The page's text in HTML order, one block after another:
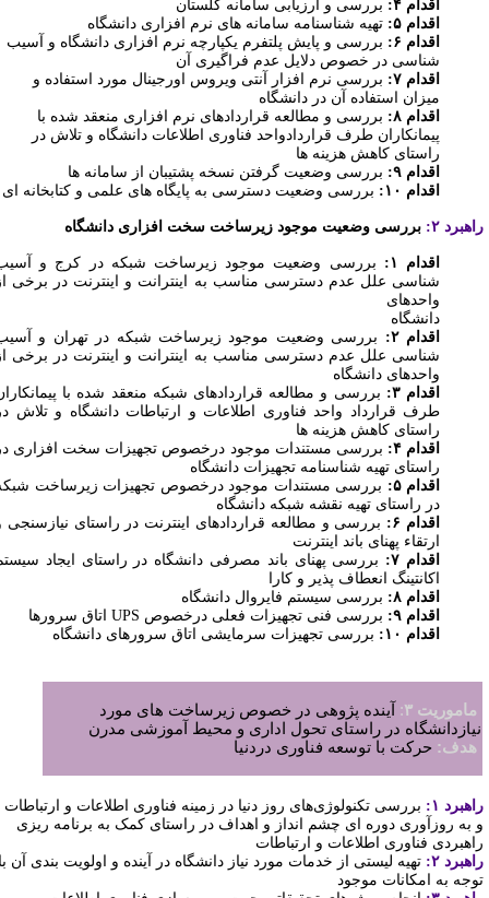
اقدام ۴:
بررسی و ارزیابی سامانه گلستان
اقدام ۵:
تهیه شناسنامه سامانه های نرم افزاری دانشگاه
اقدام ۶:
بررسی و پایش پلتفرم یکپارچه نرم افزاری دانشگاه و آسیب
شناسی در خصوص دلایل عدم فراگیری آن
اقدام ۷:
بررسی نرم افزار آنتی ویروس اورجینال مورد استفاده و
میزان استفاده آن در دانشگاه
اقدام ۸:
بررسی و مطالعه قراردادهای نرم افزاری منعقد شده با
پیمانکاران طرف قراردادواحد فناوری اطلاعات دانشگاه و تلاش در
راستای کاهش هزینه ها
اقدام ۹:
بررسی وضعیت گرفتن نسخه پشتیبان از سامانه ها
اقدام ۱۰:
بررسی وضعیت دسترسی به پایگاه های علمی و کتابخانه ای
۲: بررسی وضعیت موجود زیرساخت سخت افزاری دانشگاه
اقدام ۱:
بررسی وضعیت موجود زیرساخت شبکه در کرج و آسیب
شناسی علل عدم دسترسی مناسب به اینترانت و اینترنت در برخی از
واحدهای
دانشگاه
اقدام ۲:
بررسی وضعیت موجود زیرساخت شبکه در تهران و آسیب
شناسی علل عدم دسترسی مناسب به اینترانت و اینترنت در برخی از
واحدهای دانشگاه
اقدام ۳:
بررسی و مطالعه قراردادهای شبکه منعقد شده با پیمانکاران
طرف قرارداد واحد فناوری اطلاعات و ارتباطات دانشگاه و تلاش در
راستای کاهش هزینه ها
اقدام ۴:
بررسی مستندات موجود درخصوص تجهیزات سخت افزاری در
راستای تهیه شناسنامه تجهیزات دانشگاه
اقدام ۵:
بررسی مستندات موجود درخصوص تجهیزات زیرساخت شبکه
در راستای تهیه نقشه شبکه دانشگاه
اقدام ۶:
بررسی و مطالعه قراردادهای اینترنت در راستای نیازسنجی و
ارتقاء پهنای باند اینترنت
اقدام ۷:
بررسی پهنای باند مصرفی دانشگاه در راستای ایجاد سیستم
اکانتینگ انعطاف پذیر و کارا
اقدام ۸:
بررسی سیستم فایروال دانشگاه
اقدام ۹:
بررسی فنی تجهیزات فعلی درخصوص UPSاتاق سرورها
اقدام ۱۰:
بررسی تجهیزات سرمایشی اتاق سرورهای دانشگاه
۳ :آینده پژوهی در خصوص زیرساخت های مورد
درراستای تحول اداری و محیط آموزشی مدرن
حرکت با توسعه فناوری دردنیا
۱:
بررسی تکنولوژی‌های روز دنیا در زمینه فناوری اطلاعات و ارتباطات
به روزآوری دوره ای چشم انداز و اهداف در راستای کمک به برنامه ریزی
فناوری اطلاعات و ارتباطات
۲:
تهیه لیستی از خدمات مورد نیاز دانشگاه در آینده و اولویت بندی آن با
به امکانات موجود